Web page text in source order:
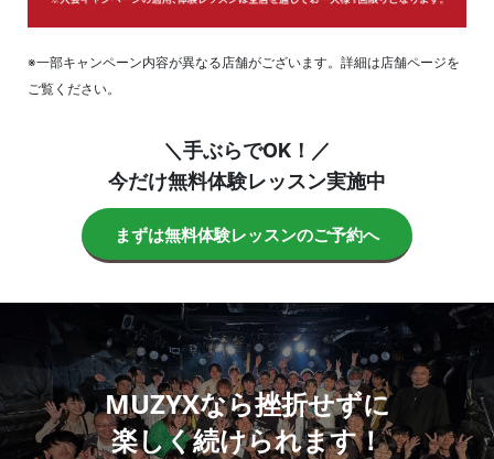
※一部キャンペーン内容が異なる店舗がございます。詳細は店舗ページを
ご覧ください。
＼手ぶらでOK！／
今だけ無料体験レッスン実施中
まずは無料体験レッスンのご予約へ
MUZYXなら挫折せずに
楽しく続けられます！